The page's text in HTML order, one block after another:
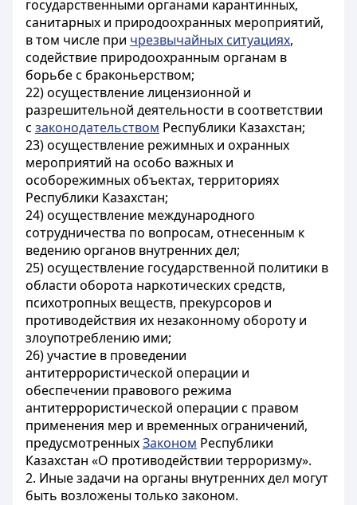
государственными органами карантинных,
санитарных и природоохранных мероприятий,
в том числе при чрезвычайных ситуациях,
содействие природоохранным органам в
борьбе с браконьерством;
22) осуществление лицензионной и
разрешительной деятельности в соответствии
с законодательством Республики Казахстан;
23) осуществление режимных и охранных
мероприятий на особо важных и
особорежимных объектах, территориях
Республики Казахстан;
24) осуществление международного
сотрудничества по вопросам, отнесенным к
ведению органов внутренних дел;
25) осуществление государственной политики в
области оборота наркотических средств,
психотропных веществ, прекурсоров и
противодействия их незаконному обороту и
злоупотреблению ими;
26) участие в проведении
антитеррористической операции и
обеспечении правового режима
антитеррористической операции с правом
применения мер и временных ограничений,
предусмотренныхЗаконом Республики
Казахстан «О противодействии терроризму».
2. Иные задачи на органы внутренних дел могут
быть возложены только законом.